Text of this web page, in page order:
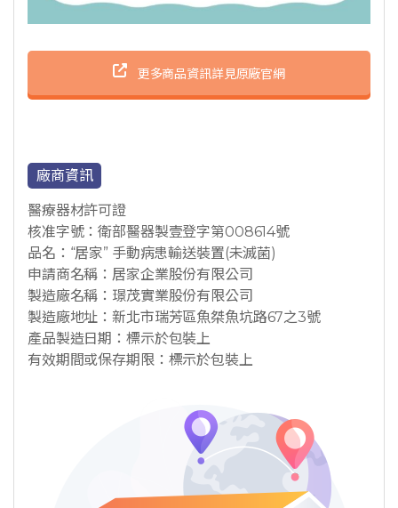
更多商品資訊詳見原廠官網
廠商資訊
醫療器材許可證
核准字號：衛部醫器製壹登字第008614號
品名：“居家” 手動病患輸送裝置(未滅菌)
申請商名稱：居家企業股份有限公司
製造廠名稱：璟茂實業股份有限公司
製造廠地址：新北市瑞芳區魚桀魚坑路67之3號
產品製造日期：標示於包裝上
有效期間或保存期限：標示於包裝上